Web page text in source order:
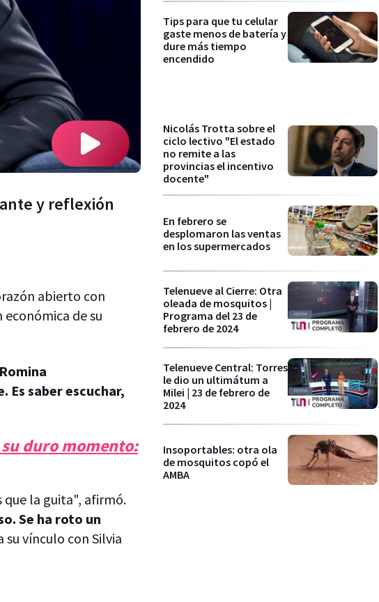
y reflexión
abierto con
de su
Romina
saber escuchar,
duro momento:
que la guita", afirmó.
Se ha roto un
vínculo con Silvia
Tips para que tu celular
gaste menos de batería y
dure más tiempo
encendido
Nicolás Trotta sobre el
ciclo lectivo "El estado
no remite a las
provincias el incentivo
docente"
En febrero se
desplomaron las ventas
en los supermercados
Telenueve al Cierre: Otra
oleada de mosquitos |
Programa del 23 de
febrero de 2024
Telenueve Central: Torres
le dio un ultimátum a
Milei | 23 de febrero de
2024
Insoportables: otra ola
de mosquitos copó el
AMBA